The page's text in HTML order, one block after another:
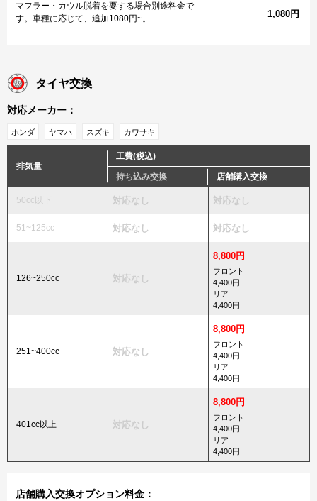
マフラー・カウル脱着を要する場合別途料金で
す。車種に応じて、追加1080円~。
1,080円
タイヤ交換
対応メーカー：
ホンダ ヤマハ スズキ カワサキ
排気量
工費(税込)
持ち込み交換 店舗購入交換
50cc以下 対応なし 対応なし
51~125cc 対応なし 対応なし
126~250cc 対応なし
8,800円
フロント
4,400円
リア
4,400円
251~400cc 対応なし
8,800円
フロント
4,400円
リア
4,400円
401cc以上 対応なし
8,800円
フロント
4,400円
リア
4,400円
店舗購入交換オプション料金：